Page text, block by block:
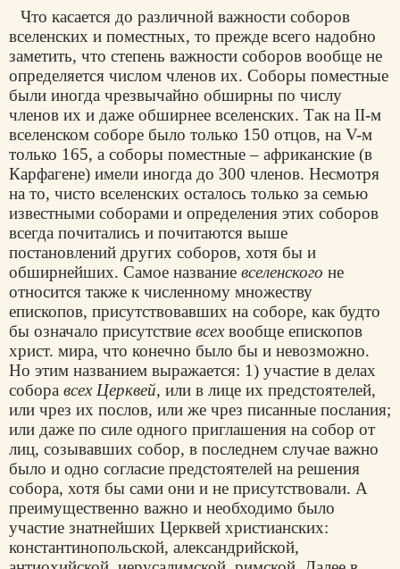
Что касается до различной важности соборов
вселенских и поместных, то прежде всего надобно
заметить, что степень важности соборов вообще не
определяется числом членов их. Соборы поместные
были иногда чрезвычайно обширны по числу
членов их и даже обширнее вселенских. Так на II-м
вселенском соборе было только 150 отцов, на V-м
только 165, а соборы поместные – африканские (в
Карфагене) имели иногда до 300 членов. Несмотря
на то, чисто вселенских осталось только за семью
известными соборами и определения этих соборов
всегда почитались и почитаются выше
постановлений других соборов, хотя бы и
обширнейших. Самое название вселенского не
относится также к численному множеству
епископов, присутствовавших на соборе, как будто
бы означало присутствие всехвообще епископов
христ. мира, что конечно было бы и невозможно.
Но этим названием выражается: 1) участие в делах
собора всех Церквей, или в лице их предстоятелей,
или чрез их послов, или же чрез писанные послания;
или даже по силе одного приглашения на собор от
лиц, созывавших собор, в последнем случае важно
было и одно согласие предстоятелей на решения
собора, хотя бы сами они и не присутствовали. А
преимущественно важно и необходимо было
участие знатнейших Церквей христианских:
константинопольской, александрийской,